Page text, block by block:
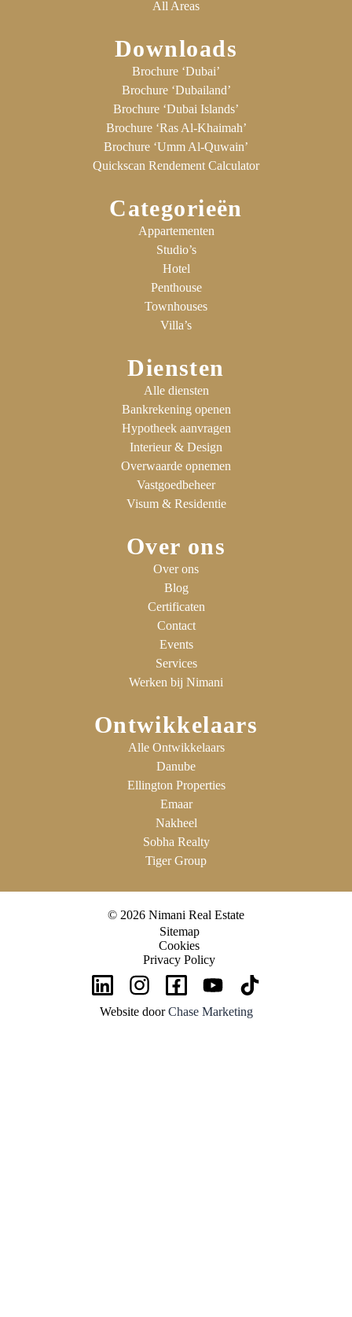
All Areas
Downloads
Brochure ‘Dubai’
Brochure ‘Dubailand’
Brochure ‘Dubai Islands’
Brochure ‘Ras Al-Khaimah’
Brochure ‘Umm Al-Quwain’
Quickscan Rendement Calculator
Categorieën
Appartementen
Studio’s
Hotel
Penthouse
Townhouses
Villa’s
Diensten
Alle diensten
Bankrekening openen
Hypotheek aanvragen
Interieur & Design
Overwaarde opnemen
Vastgoedbeheer
Visum & Residentie
Over ons
Over ons
Blog
Certificaten
Contact
Events
Services
Werken bij Nimani
Ontwikkelaars
Alle Ontwikkelaars
Danube
Ellington Properties
Emaar
Nakheel
Sobha Realty
Tiger Group
© 2026 Nimani Real Estate
Sitemap
Cookies
Privacy Policy
Website doorChase Marketing